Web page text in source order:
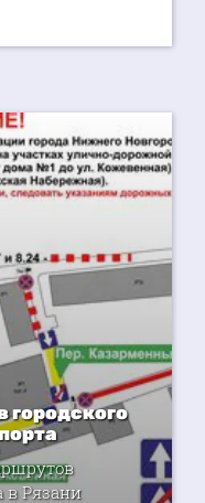
городского
в Рязани